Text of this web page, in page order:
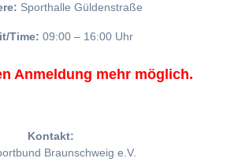
Sporthalle Güldenstraße
Time: 09:00 – 16:00 Uhr
Anmeldung mehr möglich.
Kontakt:
Braunschweig e.V.